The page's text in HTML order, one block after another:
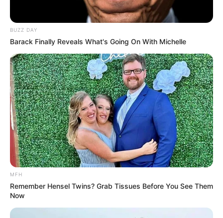
BUZZ DAY
Barack Finally Reveals What's Going On With Michelle
MFH
Remember Hensel Twins? Grab Tissues Before You See Them
Now